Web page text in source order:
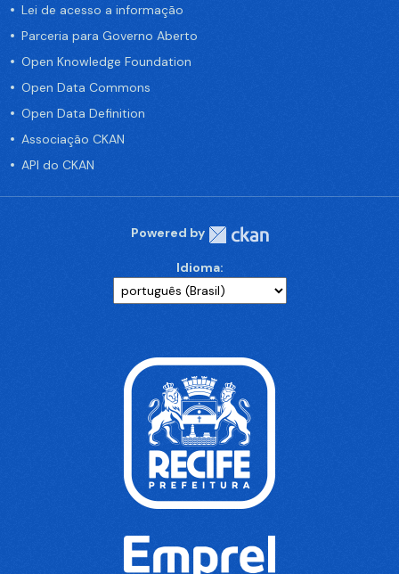
Lei de acesso a informação
Parceria para Governo Aberto
Open Knowledge Foundation
Open Data Commons
Open Data Definition
Associação CKAN
API do CKAN
Powered by
Idioma